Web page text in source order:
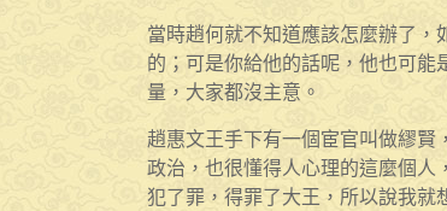
當時趙何就不知道應該怎麼辦了
的；可是你給他的話呢，他也可
量，大家都沒主意。
趙惠文王手下有一個宦官叫做繆賢
政治，也很懂得人心理的這麼個人
犯了罪，得罪了大王，所以說我就